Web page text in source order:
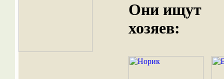
Они ищут
хозяев: